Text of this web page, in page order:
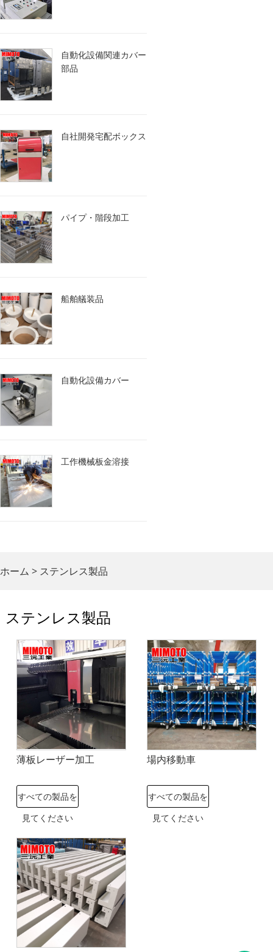
自動化設備関連カバー
部品
自社開発宅配ボックス
パイプ・階段加工
船舶艤装品
自動化設備カバー
工作機械板金溶接
ホーム > ステンレス製品
ステンレス製品
薄板レーザー加工
すべての製品を
見てください
場内移動車
すべての製品を
見てください